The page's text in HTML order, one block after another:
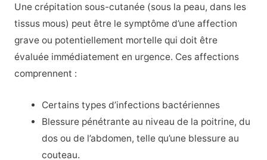
Une crépitation sous-cutanée (sous la peau, dans les
tissus mous) peut être le symptôme d’une affection
grave ou potentiellement mortelle qui doit être
évaluée immédiatement en urgence. Ces affections
comprennent :
Certains types d’infections bactériennes
Blessure pénétrante au niveau de la poitrine, du
dos ou de l’abdomen, telle qu’une blessure au
couteau.